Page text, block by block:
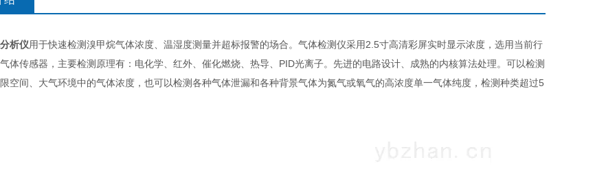
析仪用于快速检测溴甲烷气体浓度、温湿度测量并超标报警的场合。气体检测仪采用2.5寸高清彩屏实时显示浓度，选用当前行
体传感器，主要检测原理有：电化学、红外、催化燃烧、热导、PID光离子。先进的电路设计、成熟的内核算法处理。可以检测
空间、大气环境中的气体浓度，也可以检测各种气体泄漏和各种背景气体为氮气或氧气的高浓度单一气体纯度，检测种类超过5